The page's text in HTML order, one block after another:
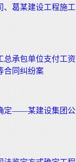
葛某建设工程施工
总承包单位支付工资
合同纠纷案
定——某建设集团公